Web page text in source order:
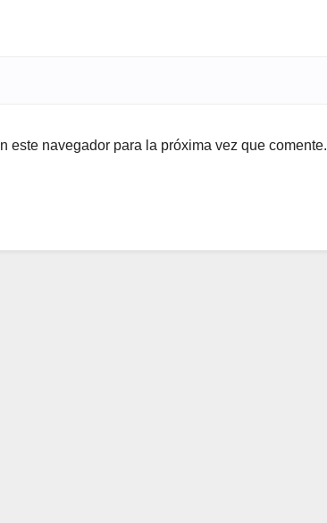
este navegador para la próxima vez que comente.